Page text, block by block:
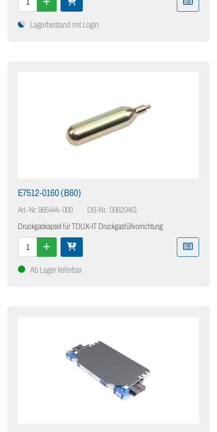
Lagerbestand mit Login
E7512-0160 (B60)
Art.-Nr.985444-000
DB-Nr.: 00620461
Druckgaskapsel für TDUX-IT Druckgasfüllvorrichtung
Ab Lager lieferbar